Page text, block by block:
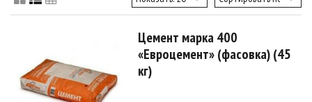
Цемент марка 400
«Евроцемент» (фасовка) (45
кг)